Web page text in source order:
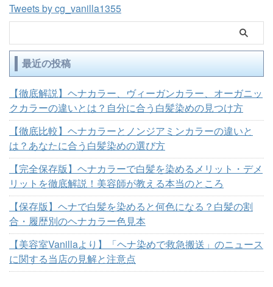
Tweets by cg_vanilla1355
最近の投稿
【徹底解説】ヘナカラー、ヴィーガンカラー、オーガニッ
クカラーの違いとは？自分に合う白髪染めの見つけ方
【徹底比較】ヘナカラーとノンジアミンカラーの違いと
は？あなたに合う白髪染めの選び方
【完全保存版】ヘナカラーで白髪を染めるメリット・デメ
リットを徹底解説！美容師が教える本当のところ
【保存版】ヘナで白髪を染めると何色になる？白髪の割
合・履歴別のヘナカラー色見本
【美容室Vanillaより】「ヘナ染めで救急搬送」のニュース
に関する当店の見解と注意点